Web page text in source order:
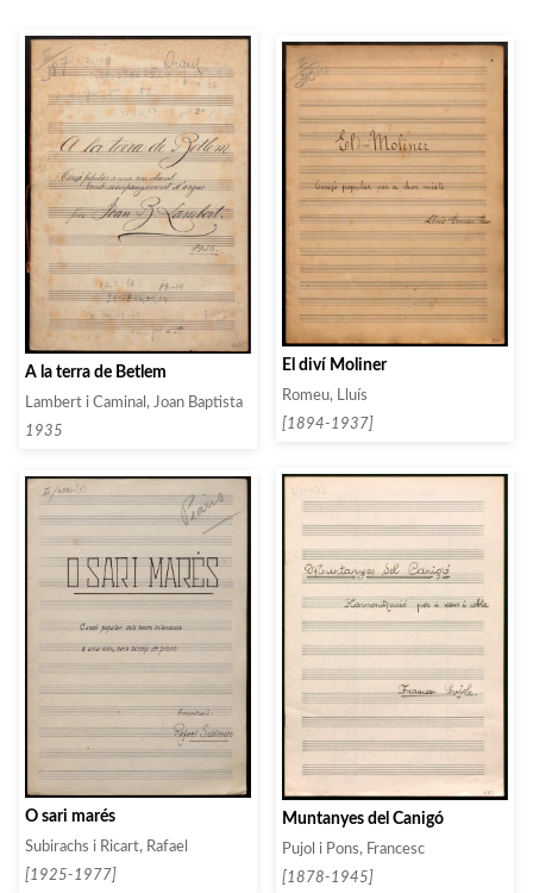
A la terra de Betlem
Lambert i Caminal, Joan Baptista
1935
El diví Moliner
Romeu, Lluís
[1894-1937]
O sari marés
Subirachs i Ricart, Rafael
[1925-1977]
Muntanyes del Canigó
Pujol i Pons, Francesc
[1878-1945]